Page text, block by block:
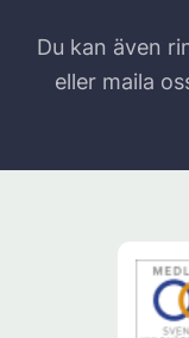
Du kan även
eller maila